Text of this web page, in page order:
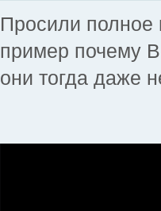
Просили
пример почему
они тогда даже